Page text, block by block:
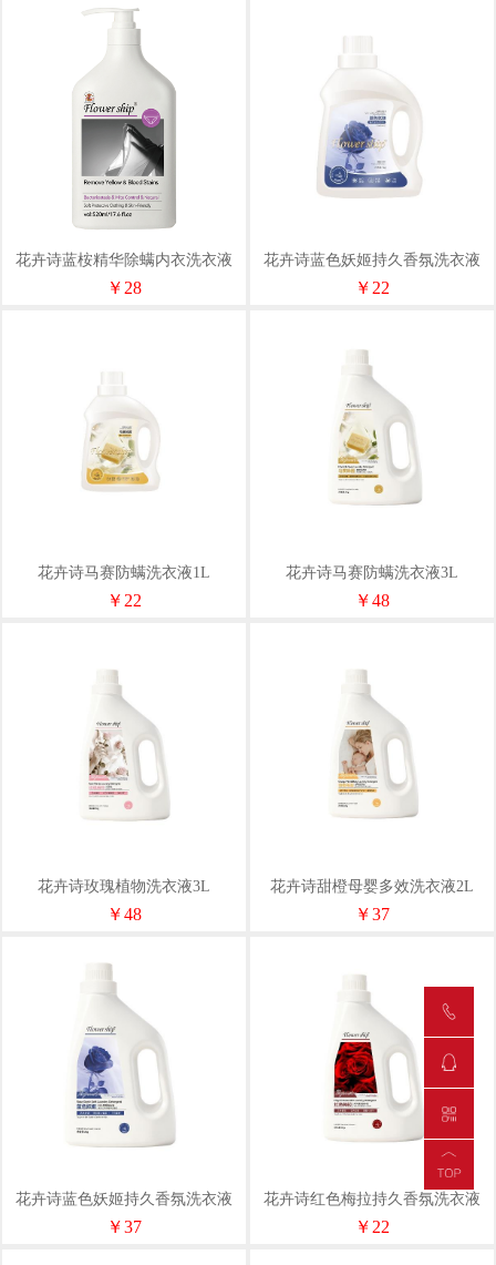
花卉诗蓝桉精华除螨内衣洗衣液
520ml
￥28
花卉诗蓝色妖姬持久香氛洗衣液
1L
￥22
花卉诗马赛防螨洗衣液1L
￥22
花卉诗马赛防螨洗衣液3L
￥48
花卉诗玫瑰植物洗衣液3L
￥48
花卉诗甜橙母婴多效洗衣液2L
￥37
花卉诗蓝色妖姬持久香氛洗衣液
2L
￥37
花卉诗红色梅拉持久香氛洗衣液
2L
￥22